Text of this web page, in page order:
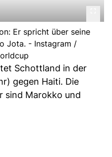
Er spricht über seine
Jota. - Instagram /
Schottland in der
gegen Haiti. Die
sind Marokko und